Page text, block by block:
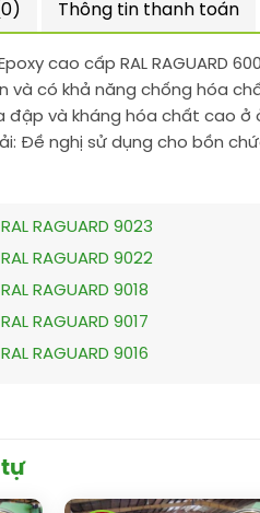
Thông tin thanh toán
cao cấp RAL RAGUARD
và có khả năng chống hóa
đập và kháng hóa chất cao
Đề nghị sử dụng cho bồn
RAGUARD 9023
RAGUARD 9022
RAGUARD 9018
RAGUARD 9017
RAGUARD 9016